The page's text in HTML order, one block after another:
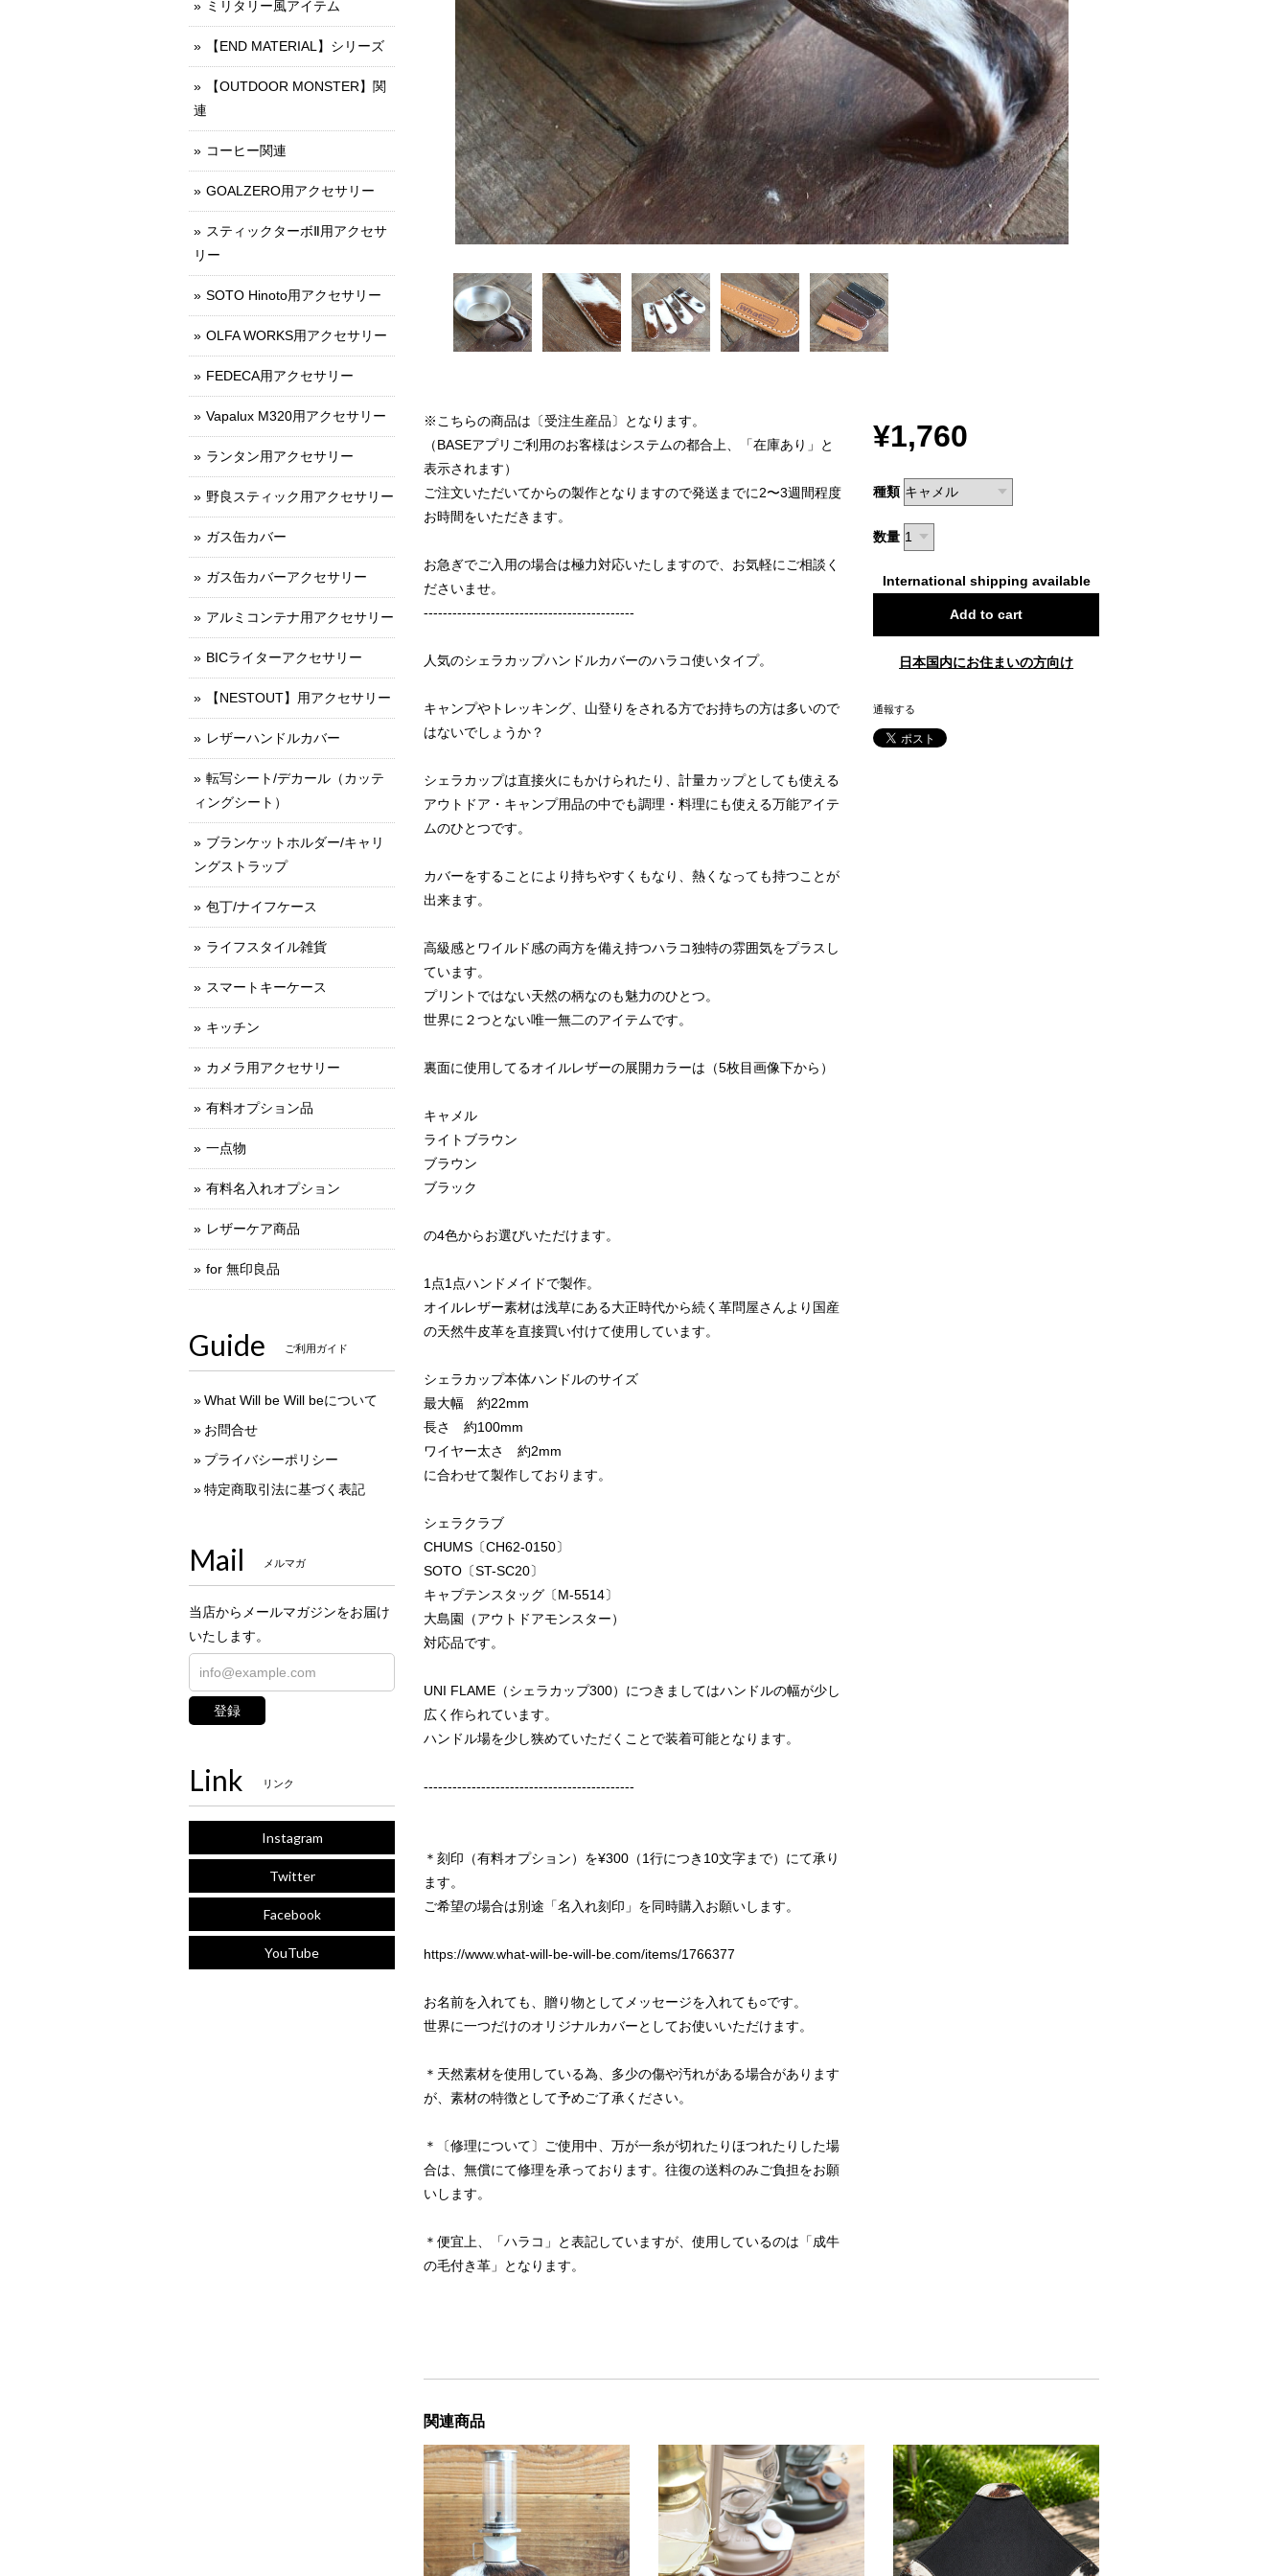
※こちらの商品は〔受注生産品〕となります。
（BASEアプリご利用のお客様はシステムの都合上、「在庫あり」と
表示されます）
ご注文いただいてからの製作となりますので発送までに2〜3週間程度
お時間をいただきます。
お急ぎでご入用の場合は極力対応いたしますので、お気軽にご相談く
ださいませ。
--------------------------------------------
人気のシェラカップハンドルカバーのハラコ使いタイプ。
キャンプやトレッキング、山登りをされる方でお持ちの方は多いので
はないでしょうか？
シェラカップは直接火にもかけられたり、計量カップとしても使える
アウトドア・キャンプ用品の中でも調理・料理にも使える万能アイテ
ムのひとつです。
カバーをすることにより持ちやすくもなり、熱くなっても持つことが
出来ます。
高級感とワイルド感の両方を備え持つハラコ独特の雰囲気をプラスし
ています。
プリントではない天然の柄なのも魅力のひとつ。
世界に２つとない唯一無二のアイテムです。
裏面に使用してるオイルレザーの展開カラーは（5枚目画像下から）
キャメル
ライトブラウン
ブラウン
ブラック
の4色からお選びいただけます。
1点1点ハンドメイドで製作。
オイルレザー素材は浅草にある大正時代から続く革問屋さんより国産
の天然牛皮革を直接買い付けて使用しています。
シェラカップ本体ハンドルのサイズ
最大幅 約22mm
長さ 約100mm
ワイヤー太さ 約2mm
に合わせて製作しております。
シェラクラブ
CHUMS〔CH62-0150〕
SOTO〔ST-SC20〕
キャプテンスタッグ〔M-5514〕
大島園（アウトドアモンスター）
対応品です。
UNI FLAME（シェラカップ300）につきましてはハンドルの幅が少し
広く作られています。
ハンドル場を少し狭めていただくことで装着可能となります。
--------------------------------------------
＊刻印（有料オプション）を¥300（1行につき10文字まで）にて承り
ます。
ご希望の場合は別途「名入れ刻印」を同時購入お願いします。
https://www.what-will-be-will-be.com/items/1766377
お名前を入れても、贈り物としてメッセージを入れても○です。
世界に一つだけのオリジナルカバーとしてお使いいただけます。
＊天然素材を使用している為、多少の傷や汚れがある場合があります
が、素材の特徴として予めご了承ください。
＊〔修理について〕ご使用中、万が一糸が切れたりほつれたりした場
合は、無償にて修理を承っております。往復の送料のみご負担をお願
いします。
＊便宜上、「ハラコ」と表記していますが、使用しているのは「成牛
の毛付き革」となります。
¥1,760
種類
数量
International shipping available
Add to cart
日本国内にお住まいの方向け
通報する
関連商品
ミリタリー風アイテム
【END MATERIAL】シリーズ
【OUTDOOR MONSTER】関
連
コーヒー関連
GOALZERO用アクセサリー
スティックターボⅡ用アクセサ
リー
SOTO Hinoto用アクセサリー
OLFA WORKS用アクセサリー
FEDECA用アクセサリー
Vapalux M320用アクセサリー
ランタン用アクセサリー
野良スティック用アクセサリー
ガス缶カバー
ガス缶カバーアクセサリー
アルミコンテナ用アクセサリー
BICライターアクセサリー
【NESTOUT】用アクセサリー
レザーハンドルカバー
転写シート/デカール（カッテ
ィングシート）
ブランケットホルダー/キャリ
ングストラップ
包丁/ナイフケース
ライフスタイル雑貨
スマートキーケース
キッチン
カメラ用アクセサリー
有料オプション品
一点物
有料名入れオプション
レザーケア商品
for 無印良品
Guide ご利用ガイド
What Will be Will beについて
お問合せ
プライバシーポリシー
特定商取引法に基づく表記
Mail メルマガ
当店からメールマガジンをお届け
いたします。
登録
Link リンク
Instagram
Twitter
Facebook
YouTube